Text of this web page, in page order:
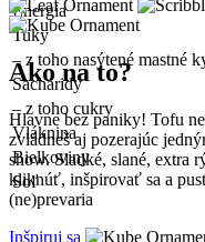
Energia
Tuky
– z toho nasýtené mastné
Sacharidy
– z toho cukry
Vláknina
Bielkoviny
Soľ
Ako na to?
Hlavne bez paniky! Tofu
zvládneš aj pozerajúc
show. Sladké, slané, extra
kliknúť, inšpirovať sa a
(ne)prevaria
Inšpiruj sa